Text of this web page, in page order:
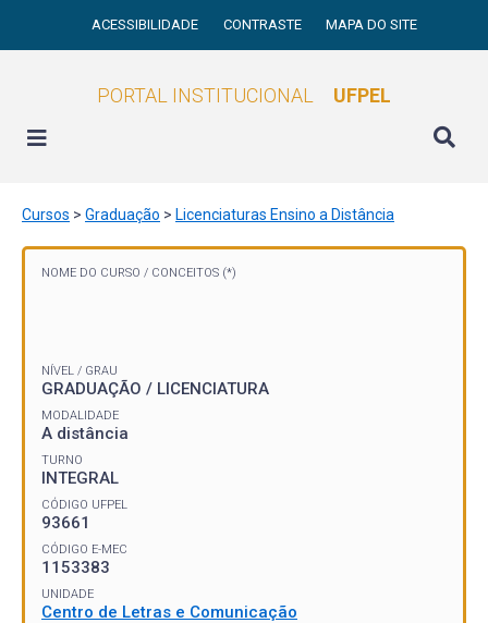
ACESSIBILIDADE CONTRASTE MAPA DO SITE
PORTAL INSTITUCIONAL UFPEL
Cursos > Graduação > Licenciaturas Ensino a Distância
NOME DO CURSO / CONCEITOS (*)
NÍVEL / GRAU
GRADUAÇÃO / LICENCIATURA
MODALIDADE
A distância
TURNO
INTEGRAL
CÓDIGO UFPEL
93661
CÓDIGO E-MEC
1153383
UNIDADE
Centro de Letras e Comunicação